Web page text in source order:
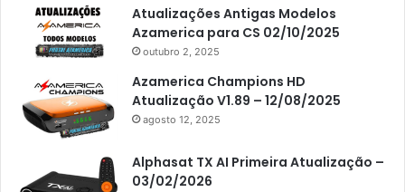
Americabox S205
Americabox S205 Plus
Americabox S305 Plus
Artcom
Athomics
Atualizações Antigas Modelos
Azamerica para CS 02/10/2025
outubro 2, 2025
Azamerica Champions HD
Atualização V1.89 – 12/08/2025
agosto 12, 2025
Alphasat TX AI Primeira Atualização –
03/02/2026